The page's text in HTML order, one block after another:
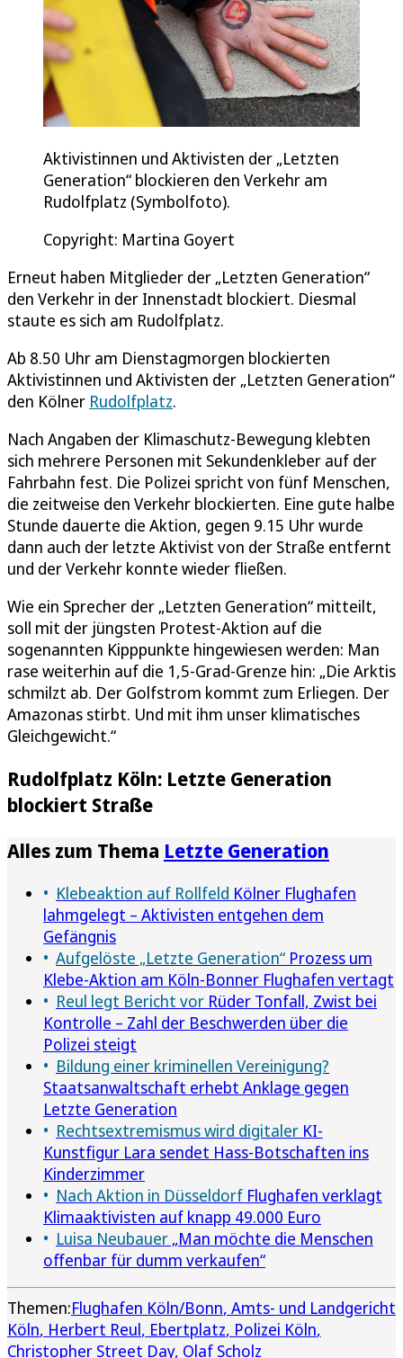
Aktivistinnen und Aktivisten der „Letzten
Generation“ blockieren den Verkehr am
Rudolfplatz (Symbolfoto).
Copyright: Martina Goyert
Erneut haben Mitglieder der „Letzten Generation“
den Verkehr in der Innenstadt blockiert. Diesmal
staute es sich am Rudolfplatz.
Ab 8.50 Uhr am Dienstagmorgen blockierten
Aktivistinnen und Aktivisten der „Letzten Generation“
den Kölner Rudolfplatz.
Nach Angaben der Klimaschutz-Bewegung klebten
sich mehrere Personen mit Sekundenkleber auf der
Fahrbahn fest. Die Polizei spricht von fünf Menschen,
die zeitweise den Verkehr blockierten. Eine gute halbe
Stunde dauerte die Aktion, gegen 9.15 Uhr wurde
dann auch der letzte Aktivist von der Straße entfernt
und der Verkehr konnte wieder fließen.
Wie ein Sprecher der „Letzten Generation“ mitteilt,
soll mit der jüngsten Protest-Aktion auf die
sogenannten Kipppunkte hingewiesen werden: Man
rase weiterhin auf die 1,5-Grad-Grenze hin: „Die Arktis
schmilzt ab. Der Golfstrom kommt zum Erliegen. Der
Amazonas stirbt. Und mit ihm unser klimatisches
Gleichgewicht.“
Rudolfplatz Köln: Letzte Generation
blockiert Straße
Alles zum Thema Letzte Generation
Klebeaktion auf Rollfeld Kölner Flughafen
lahmgelegt – Aktivisten entgehen dem
Gefängnis
Aufgelöste „Letzte Generation“ Prozess um
Klebe-Aktion am Köln-Bonner Flughafen vertagt
Reul legt Bericht vor Rüder Tonfall, Zwist bei
Kontrolle – Zahl der Beschwerden über die
Polizei steigt
Bildung einer kriminellen Vereinigung?
Staatsanwaltschaft erhebt Anklage gegen
Letzte Generation
Rechtsextremismus wird digitaler KI-
Kunstfigur Lara sendet Hass-Botschaften ins
Kinderzimmer
Nach Aktion in Düsseldorf Flughafen verklagt
Klimaaktivisten auf knapp 49.000 Euro
Luisa Neubauer „Man möchte die Menschen
offenbar für dumm verkaufen“
Themen:Flughafen Köln/Bonn Amts- und Landgericht
Köln Herbert Reul Ebertplatz Polizei Köln
Christopher Street Day Olaf Scholz